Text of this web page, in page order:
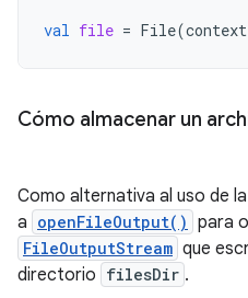
val file = File(context
Cómo almacenar un
Como alternativa al uso de la
a openFileOutput() para
FileOutputStream que
directorio filesDir .